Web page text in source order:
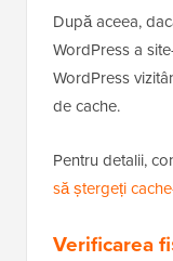
După aceea,
WordPress a
WordPress
de cache.
Pentru detalii,
să ștergeți
Verificarea